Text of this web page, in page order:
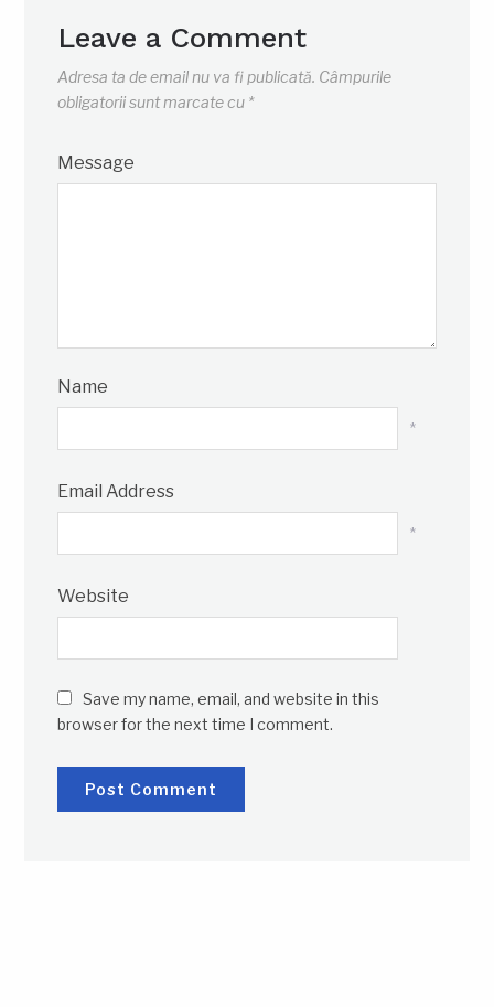
Leave a Comment
Adresa ta de email nu va fi publicată. Câmpurile
obligatorii sunt marcate cu *
Message
Name
*
Email Address
*
Website
Save my name, email, and website in this
browser for the next time I comment.